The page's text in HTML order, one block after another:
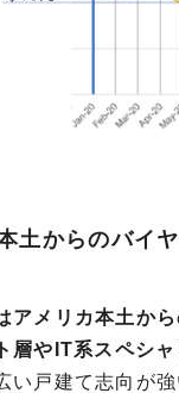
土からのバイ
アメリカ本土か
層やIT系スペシ
い戸建て志向が